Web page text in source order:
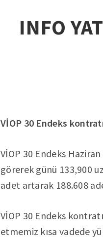
INFO
VİOP 30 Endeks
VİOP 30 Endeks
görerek günü 133,900
adet artarak 188.608
VİOP 30 Endeks
etmemiz kısa vadede